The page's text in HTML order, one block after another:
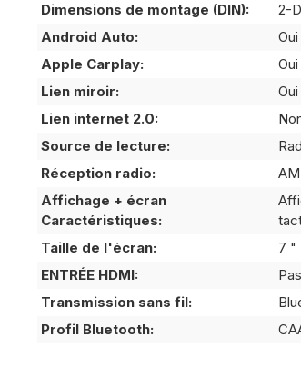
Dimensions de montage (DIN):
2-
Android Auto:
Oui
Apple Carplay:
Oui
Lien miroir:
Oui
Lien internet 2.0:
Source de lecture:
Réception radio:
Affichage + écran
Caractéristiques:
Taille de l'écran:
7 "
ENTRÉE HDMI:
Transmission sans fil:
Profil Bluetooth: